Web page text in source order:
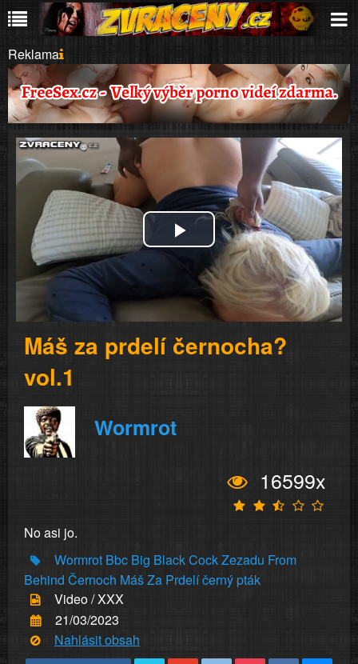
Reklama
Play
Video
Máš za prdelí černocha?
vol.1
Wormrot
16599x
No asi jo.
Wormrot Bbc Big BlackCockZezadu From
Behind Černoch MášZa Prdelíčerný pták
Video / XXX
21/03/2023
Nahlásit obsah